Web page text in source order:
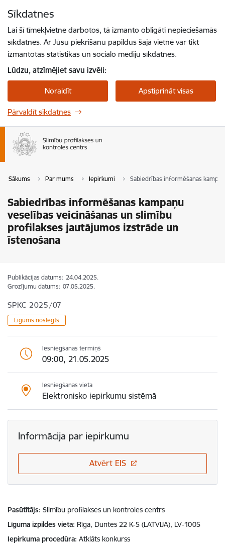
Sīkdatnes
Lai šī tīmekļvietne darbotos, tā izmanto obligāti nepieciešamās
sīkdatnes. Ar Jūsu piekrišanu papildus šajā vietnē var tikt
izmantotas statistikas un sociālo mediju sīkdatnes.
Lūdzu, atzīmējiet savu izvēli:
Noraidīt Apstiprināt visas
Pārvaldīt sīkdatnes
Sākums Par mums Iepirkumi Sabiedrības informēšanas
Sabiedrības informēšanas kampaņu
veselības veicināšanas un slimību
profilakses jautājumos izstrāde un
īstenošana
Publikācijas datums: 24.04.2025.
Grozījumu datums: 07.05.2025.
SPKC 2025/07
Līgums noslēgts
Iesniegšanas termiņš
09:00, 21.05.2025
Iesniegšanas vieta
Elektronisko iepirkumu sistēmā
Informācija par iepirkumu
Atvērt EIS
Pasūtītājs Slimību profilakses un kontroles centrs
Līguma izpildes vieta Rīga, Duntes 22 K-5 (LATVIJA), LV-1005
Iepirkuma procedūra Atklāts konkurss